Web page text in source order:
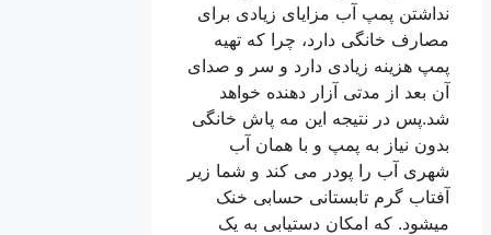
نداشتن پمپ آب مزایای زیادی برای
مصارف خانگی دارد، چرا که تهیه
پمپ هزینه زیادی دارد و سر و صدای
آن بعد از مدتی آزار دهنده خواهد
شد.پس در نتیجه این مه پاش خانگی
بدون نیاز به پمپ و با همان آب
شهری آب را پودر می کند و شما زیر
آفتاب گرم تابستانی حسابی خنک
میشود. که امکان دستیابی به یک